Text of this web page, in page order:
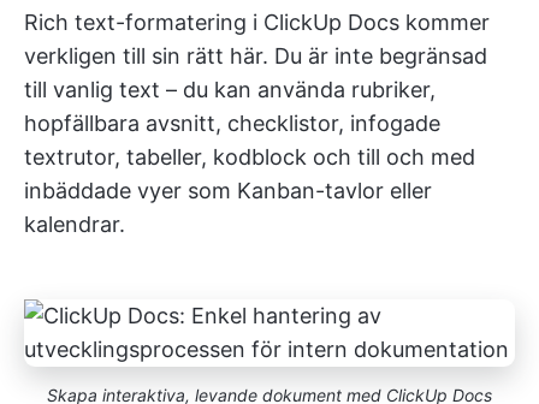
Rich text-formatering i ClickUp Docs kommer
verkligen till sin rätt här. Du är inte begränsad
till vanlig text – du kan använda rubriker,
hopfällbara avsnitt, checklistor, infogade
textrutor, tabeller, kodblock och till och med
inbäddade vyer som Kanban-tavlor eller
kalendrar.
Skapa interaktiva, levande dokument med ClickUp Docs